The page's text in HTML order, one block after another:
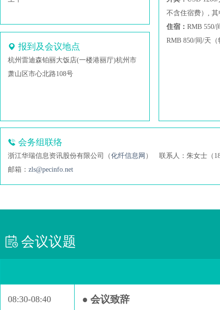
报到及会议地点
杭州雷迪森铂丽大饭店(一楼港丽厅)杭州市
萧山区市心北路108号
不含住宿费）, 其
住宿： RMB 550/
RMB 850/间/天
会务组联络
浙江华瑞信息资讯股份有限公司（化纤信息网 ）
联系人：朱女士（
邮箱： zls@pecinfo.net
会议议题
08:30-08:40 ● 会议致辞